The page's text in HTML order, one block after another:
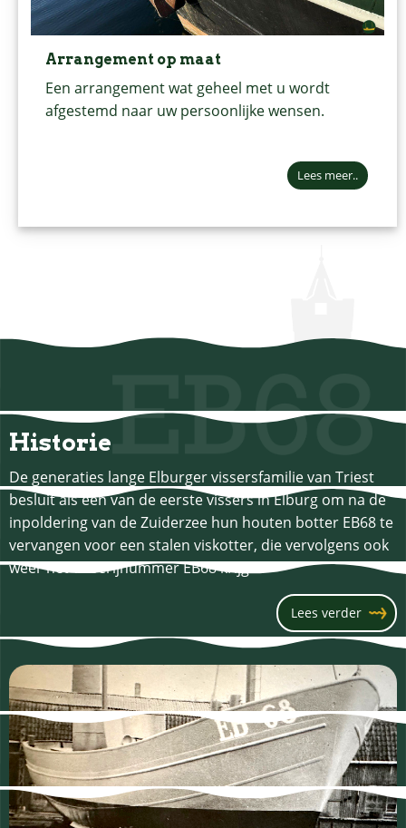
Arrangement op maat
Een arrangement wat geheel met u wordt
afgestemd naar uw persoonlijke wensen.
Lees meer..
Historie
De generaties lange Elburger vissersfamilie van Triest
besluit als een van de eerste vissers in Elburg om na de
inpoldering van de Zuiderzee hun houten botter EB68 te
vervangen voor een stalen viskotter, die vervolgens ook
weer het visserijnummer EB68 krijgt.
Lees verder